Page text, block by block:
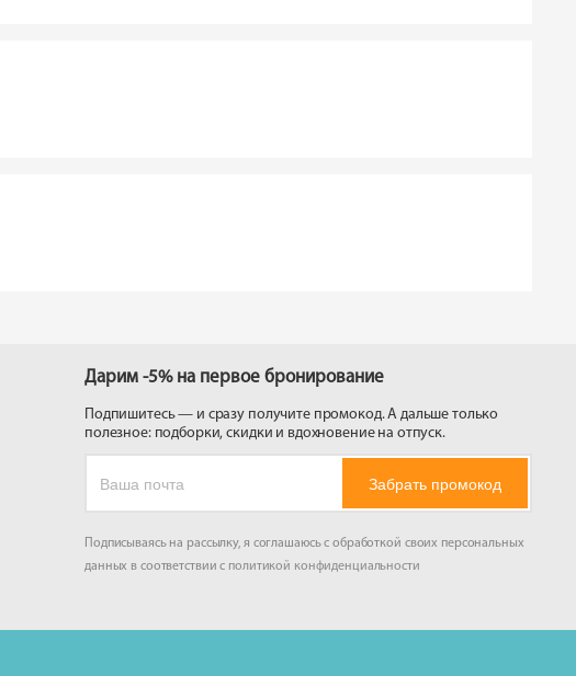
Дарим -5% на первое бронирование
Подпишитесь — и сразу получите промокод. А дальше только
полезное: подборки, скидки и вдохновение на отпуск.
Забрать промокод
Подписываясь на рассылку, я соглашаюсь с обработкой своих персональных
данных в соответствии с политикой конфиденциальности